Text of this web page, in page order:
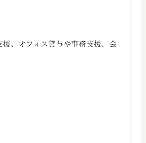
、オフィス貸与や事務支援、会